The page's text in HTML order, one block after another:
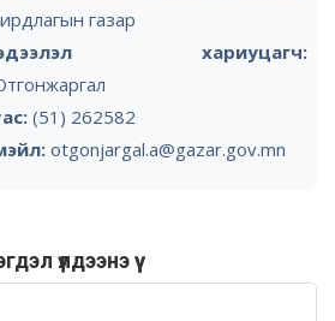
газар
хариуцагч:
(51) 262582
otgonjargal.a@gazar.gov.mn
үлдээнэ үү